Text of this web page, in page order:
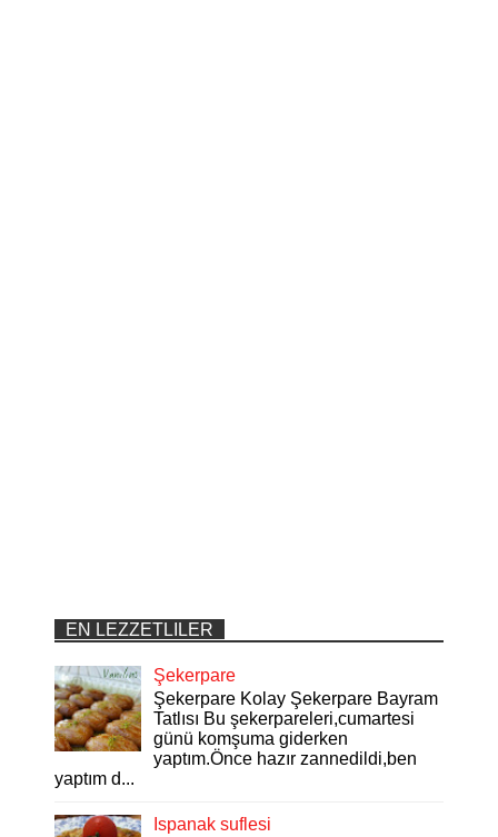
EN LEZZETLILER
Şekerpare
Şekerpare Kolay Şekerpare Bayram
Tatlısı Bu şekerpareleri,cumartesi
günü komşuma giderken
yaptım.Önce hazır zannedildi,ben
yaptım d...
Ispanak suflesi